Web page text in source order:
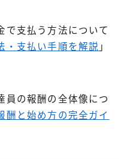
支払う方法について
・支払い手順を解説 」
の報酬の全体像につ
と始め方の完全ガイ